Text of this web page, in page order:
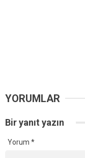
YORUMLAR
Bir yanıt yazın
Yorum *